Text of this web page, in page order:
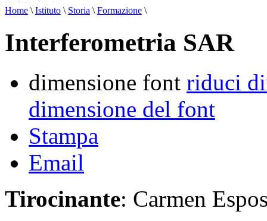
Home \ Istituto \ Storia \ Formazione \
Interferometria SAR
dimensione font riduci
dimensione del font
Stampa
Email
Tirocinante: Carmen